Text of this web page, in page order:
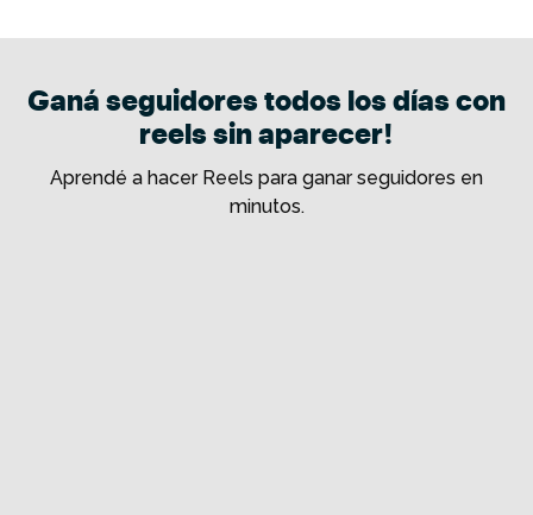
Ganá seguidores todos los días con
reels sin aparecer!
Aprendé a hacer Reels para ganar seguidores en
minutos.